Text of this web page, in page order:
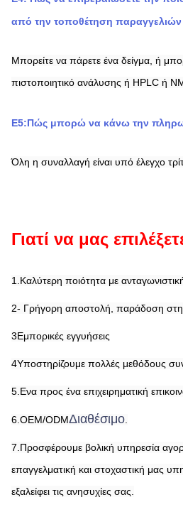
από την τοποθέτηση παραγγελιών
Μπορείτε να πάρετε ένα δείγμα, ή
πιστοποιητικό ανάλυσης ή HPLC ή
Ε5:Πώς μπορώ να κάνω την
Όλη η συναλλαγή είναι υπό έλεγχο
Γιατί να μας
1.Καλύτερη ποιότητα με ανταγωνιστική
2- Γρήγορη αποστολή, παράδοση
3Εμπορικές εγγυήσεις
4Υποστηρίζουμε πολλές μεθόδους
5.Ενα προς ένα επιχειρηματική
6.OEM/ODMΔιαθέσιμο
7.Προσφέρουμε βολική υπηρεσία
επαγγελματική και στοχαστική μας
εξαλείφει τις ανησυχίες σας.